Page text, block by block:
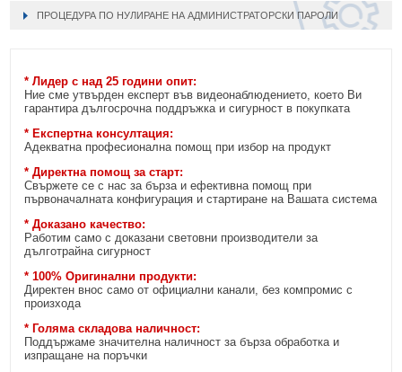
ПРОЦЕДУРА ПО НУЛИРАНЕ НА АДМИНИСТРАТОРСКИ ПАРОЛИ
* Лидер с над 25 години опит:
Ние сме утвърден експерт във видеонаблюдението, което Ви
гарантира дългосрочна поддръжка и сигурност в покупката
* Експертна консултация:
Адекватна професионална помощ при избор на продукт
* Директна помощ за старт:
Свържете се с нас за бърза и ефективна помощ при
първоначалната конфигурация и стартиране на Вашата система
* Доказано качество:
Работим само с доказани световни производители за
дълготрайна сигурност
* 100% Оригинални продукти:
Директен внос само от официални канали, без компромис с
произхода
* Голяма складова наличност:
Поддържаме значителна наличност за бърза обработка и
изпращане на поръчки